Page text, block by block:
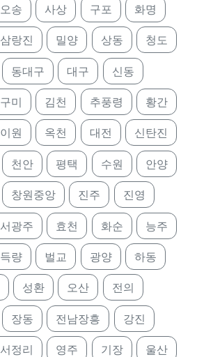
오송 사상 구포 화명
삼랑진 밀양 상동 청도
동대구 대구 신동
구미 김천 추풍령 황간
이원 옥천 대전 신탄진
천안 평택 수원 안양
창원중앙 진주 진영
서광주 효천 화순 능주
득량 벌교 광양 하동
성환 오산 전의
장동 전남장흥 강진
서정리 영주 기장 울산